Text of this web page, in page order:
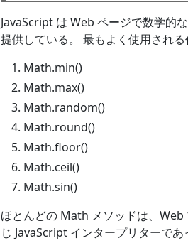
JavaScript は Web ページで数学的
提供している。 最もよく使用され
Math.min()
Math.max()
Math.random()
Math.round()
Math.floor()
Math.ceil()
Math.sin()
ほとんどの Math メソッドは、
じ JavaScript インタープリターで